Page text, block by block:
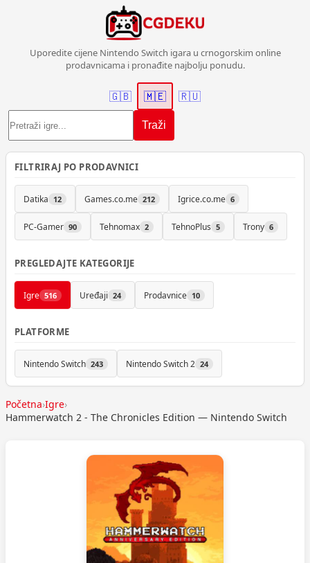
Uporedite cijene Nintendo Switch igara u crnogorskim online
prodavnicama i pronađite najbolju ponudu.
Traži
🇬🇧 🇲🇪 🇷🇺
FILTRIRAJ PO PRODAVNICI
Datika 12 Games.co.me 212 Igrice.co.me 6
PC-Gamer 90 Tehnomax 2 TehnoPlus 5 Trony 6
PREGLEDAJTE KATEGORIJE
Igre 516 Uređaji 24 Prodavnice 10
PLATFORME
Nintendo Switch 243 Nintendo Switch 2 24
Početna›Igre›
Hammerwatch 2 - The Chronicles Edition — Nintendo Switch